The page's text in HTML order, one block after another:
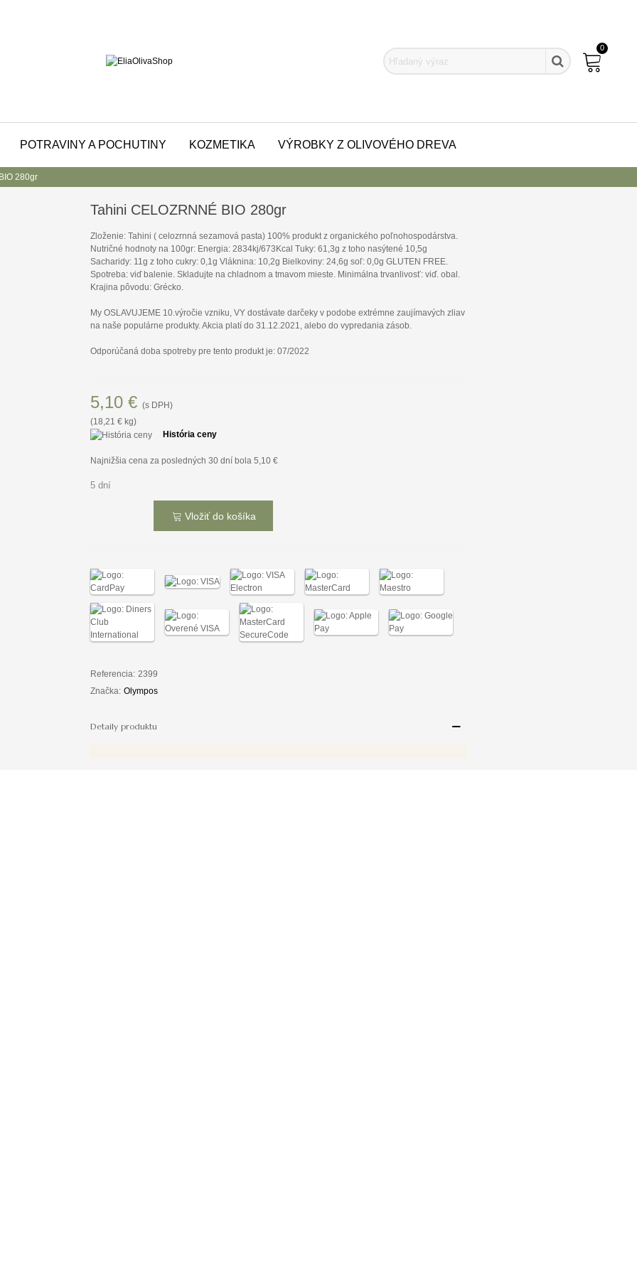
0
POTRAVINY A POCHUTINY KOZMETIKA VÝROBKY Z OLIVOVÉHO DREVA
280gr
Tahini CELOZRNNÉ BIO 280gr
Zloženie: Tahini ( celozrnná sezamová pasta) 100% produkt z organického poľnohospodárstva.
Nutričné hodnoty na 100gr: Energia: 2834kj/673Kcal Tuky: 61,3g z toho nasýtené 10,5g
Sacharidy: 11g z toho cukry: 0,1g Vláknina: 10,2g Bielkoviny: 24,6g soľ: 0,0g GLUTEN FREE.
Spotreba: viď balenie. Skladujte na chladnom a tmavom mieste. Minimálna trvanlivosť: viď. obal.
Krajina pôvodu: Grécko.
My OSLAVUJEME 10.výročie vzniku, VY dostávate darčeky v podobe extrémne zaujímavých zliav
na naše populárne produkty. Akcia platí do 31.12.2021, alebo do vypredania zásob.
Odporúčaná doba spotreby pre tento produkt je: 07/2022
5,10 € (s DPH)
(18,21 € kg)
História ceny
Najnižšia cena za posledných 30 dní bola 5,10 €
5 dní
Vložiť do košíka
Referencia: 2399
Značka: Olympos
Detaily produktu